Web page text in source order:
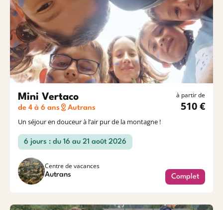
Mini Vertaco
de 4 à 6 ans Autrans
à partir de
510 €
Un séjour en douceur à l’air pur de la montagne !
6 jours : du 16 au 21 août 2026
Centre de vacances
Autrans Complet